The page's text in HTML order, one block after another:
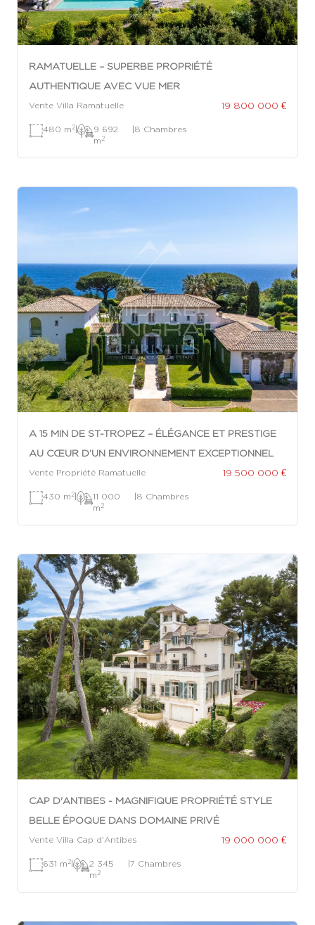
RAMATUELLE – SUPERBE PROPRIÉTÉ
AUTHENTIQUE AVEC VUE MER
Vente Villa Ramatuelle 19 800 000 €
480 m 2|
9 692
m 2
|8 Chambres
A 15 MIN DE ST-TROPEZ – ÉLÉGANCE ET PRESTIGE
AU CŒUR D’UN ENVIRONNEMENT EXCEPTIONNEL
Vente Propriété Ramatuelle 19 500 000 €
430 m 2|
11 000
m 2
|8 Chambres
CAP D'ANTIBES - MAGNIFIQUE PROPRIÉTÉ STYLE
BELLE ÉPOQUE DANS DOMAINE PRIVÉ
Vente Villa Cap d'Antibes 19 000 000 €
631 m 2|
2 345
m 2
|7 Chambres